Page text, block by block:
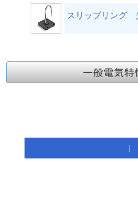
スリップリング